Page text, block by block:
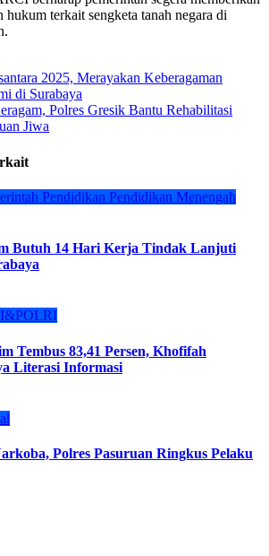
hukum terkait sengketa tanah negara di
2025, Merayakan Keberagaman
di Surabaya
Polres Gresik Bantu Rehabilitasi
Jiwa
Pendidikan Pendidikan Menengah
Butuh 14 Hari Kerja Tindak Lanjuti
Tembus 83,41 Persen, Khofifah
Literasi Informasi
Polres Pasuruan Ringkus Pelaku